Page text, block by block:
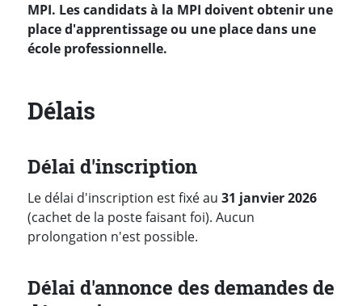
MPI. Les candidats à la MPI doivent obtenir une
place d'apprentissage ou une place dans une
école professionnelle.
Délais
Délai d'inscription
Le délai d'inscription est fixé au 31 janvier 2026
(cachet de la poste faisant foi). Aucun
prolongation n'est possible.
Délai d'annonce des demandes de